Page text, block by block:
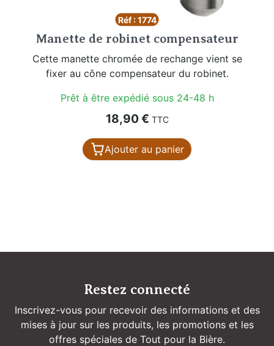
Réf : 1774
Manette de robinet compensateur
Cette manette chromée de rechange vient se
fixer au cône compensateur du robinet.
Prêt à être expédié sous 24-48 h
Prix
18,90 € TTC
Ajouter au panier
Restez connecté
Inscrivez-vous pour recevoir des informations et des
mises à jour sur les produits, les promotions et les
offres spéciales de Tout pour la Bière.